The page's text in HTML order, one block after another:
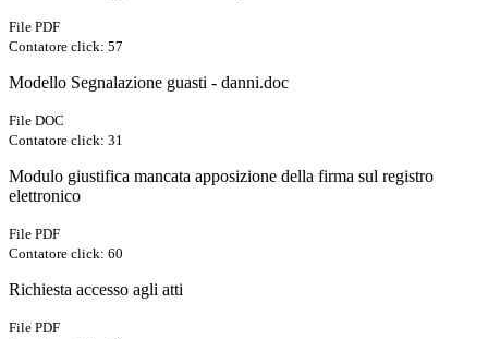
File PDF
Contatore click: 57
Modello Segnalazione guasti - danni.doc
File DOC
Contatore click: 31
Modulo giustifica mancata apposizione della firma sul registro
elettronico
File PDF
Contatore click: 60
Richiesta accesso agli atti
File PDF